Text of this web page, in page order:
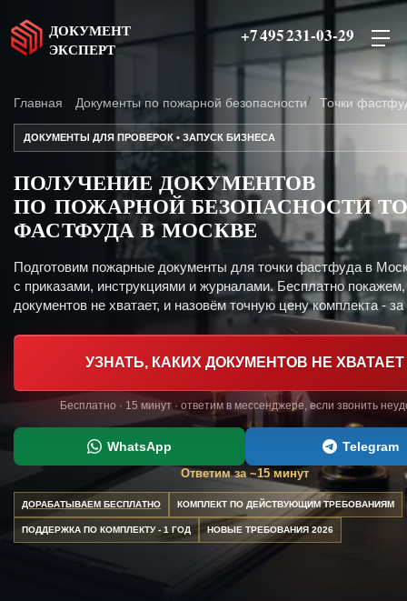
ДОКУМЕНТ
ЭКСПЕРТ
+7 495 231-03-29
Главная Документы по пожарной безопасности Точки
ДОКУМЕНТЫ ДЛЯ ПРОВЕРОК • ЗАПУСК БИЗНЕСА
ПОЛУЧЕНИЕ ДОКУМЕНТОВ
ПО ПОЖАРНОЙ БЕЗОПАСНОСТИ
ФАСТФУДА В МОСКВЕ
Подготовим пожарные документы для точки фастфуда в
с приказами, инструкциями и журналами. Бесплатно покажем,
документов не хватает, и назовём точную цену комплекта - за
УЗНАТЬ, КАКИХ ДОКУМЕНТОВ НЕ ХВАТАЕТ
Бесплатно · 15 минут · ответим в мессенджере, если звонить
WhatsApp Telegram
Ответим за ~15 минут
ДОРАБАТЫВАЕМ БЕСПЛАТНО КОМПЛЕКТ ПО ДЕЙСТВУЮЩИМ ТРЕБОВАНИЯМ
ПОДДЕРЖКА ПО КОМПЛЕКТУ - 1 ГОД НОВЫЕ ТРЕБОВАНИЯ 2026